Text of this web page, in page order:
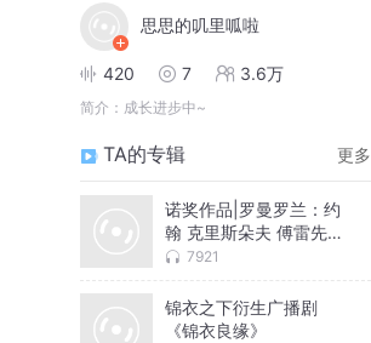
思思的叽里呱啦
420 7 3.6万
简介： 成长进步中~
TA的专辑 更多
诺奖作品|罗曼罗兰：约
翰 克里斯朵夫 傅雷先生
译作7921
锦衣之下衍生广播剧
《锦衣良缘》